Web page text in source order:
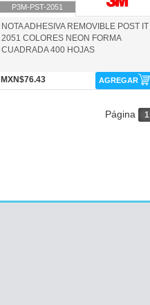
P3M-PST-2051
NOTA ADHESIVA REMOVIBLE POST IT
2051 COLORES NEON FORMA
CUADRADA 400 HOJAS
MXN$76.43 AGREGAR
Página 1